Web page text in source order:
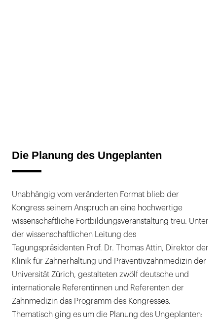
Die Planung des Ungeplanten
Unabhängig vom veränderten Format blieb der
Kongress seinem Anspruch an eine hochwertige
wissenschaftliche Fortbildungsveranstaltung treu. Unter
der wissenschaftlichen Leitung des
Tagungspräsidenten Prof. Dr. Thomas Attin, Direktor der
Klinik für Zahnerhaltung und Präventivzahnmedizin der
Universität Zürich, gestalteten zwölf deutsche und
internationale Referentinnen und Referenten der
Zahnmedizin das Programm des Kongresses.
Thematisch ging es um die Planung des Ungeplanten: